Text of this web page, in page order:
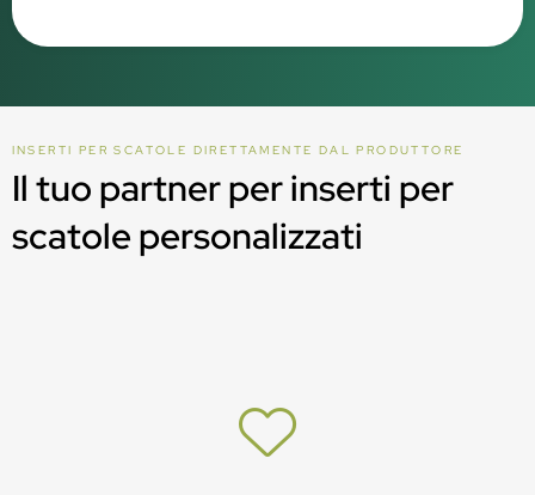
INSERTI PER SCATOLE DIRETTAMENTE DAL PRODUTTORE
Il tuo partner per inserti per
scatole personalizzati